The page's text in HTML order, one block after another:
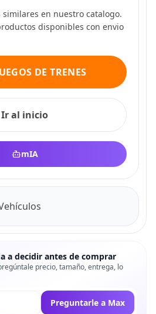
en nuestro catalogo.
disponibles con envio
DE TRENES
Ir al inicio
mIA
a decidir antes de comprar
precio, tamaño, entrega, lo
Preguntarle a Max